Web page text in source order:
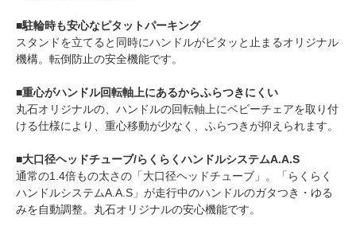
■駐輪時も安心なピタットパーキング
スタンドを立てると同時にハンドルがピタッと止まるオリジナル
機構。転倒防止の安全機能です。
■重心がハンドル回転軸上にあるからふらつきにくい
丸石オリジナルの、ハンドルの回転軸上にベビーチェアを取り付
ける仕様により、重心移動が少なく、ふらつきが抑えられます。
■大口径ヘッドチューブ/らくらくハンドルシステムA.A.S
通常の1.4倍もの太さの「大口径ヘッドチューブ」。「らくらく
ハンドルシステムA.A.S」が走行中のハンドルのガタつき・ゆる
みを自動調整。丸石オリジナルの安心機能です。